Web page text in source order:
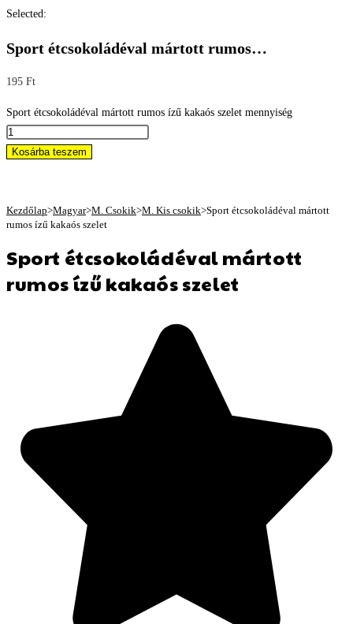
Selected:
Sport étcsokoládéval mártott rumos…
195 Ft
Sport étcsokoládéval mártott rumos ízű kakaós szelet mennyiség
Kosárba teszem
Kezdőlap>Magyar>M. Csokik>M. Kis csokik>Sport étcsokoládéval mártott
rumos ízű kakaós szelet
Sport étcsokoládéval mártott
rumos ízű kakaós szelet